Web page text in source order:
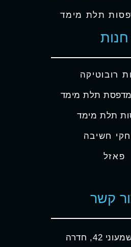
תלת מימד
חנות
רובוטיקה
תלת מימד
תלת מימד
חשיבה
פאזל
קשר
42, חדרה